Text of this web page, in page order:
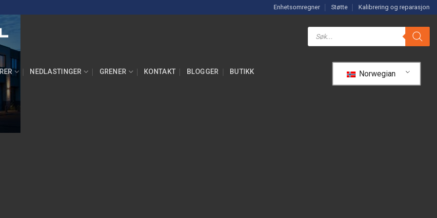
Enhetsomregner Støtte Kalibrering og reparasjon
Søk
etter
NEDLASTINGER GRENER KONTAKT BLOGGER BUTIKK Norwegian